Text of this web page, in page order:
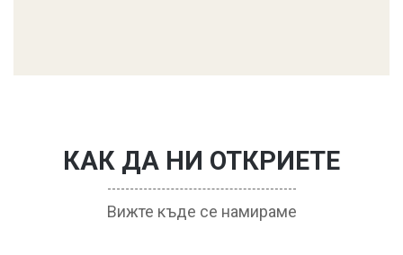
КАК ДА НИ ОТКРИЕТЕ
Вижте къде се намираме